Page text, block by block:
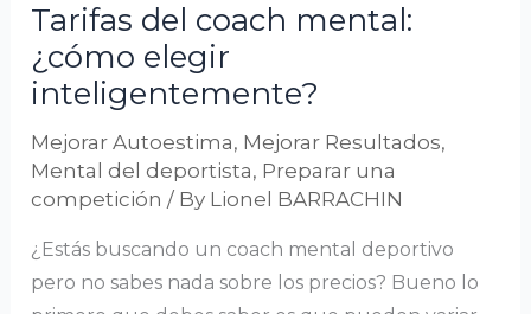
Tarifas del coach mental:
¿cómo elegir
inteligentemente?
Mejorar Autoestima, Mejorar Resultados,
Mental del deportista, Preparar una
competición / By Lionel BARRACHIN
¿Estás buscando un coach mental deportivo
pero no sabes nada sobre los precios? Bueno lo